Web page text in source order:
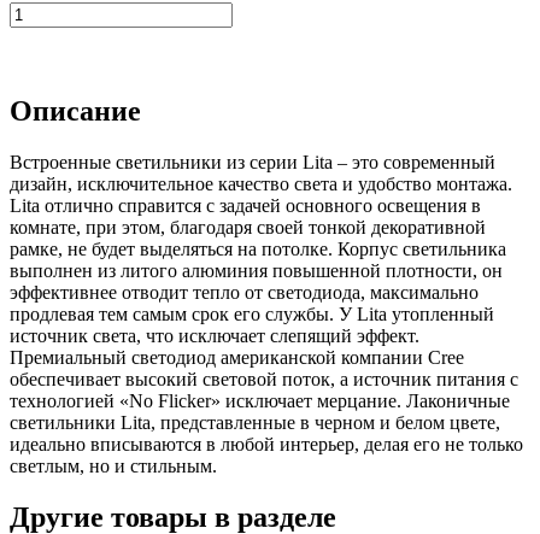
Описание
Встроенные светильники из серии Lita – это современный
дизайн, исключительное качество света и удобство монтажа.
Lita отлично справится с задачей основного освещения в
комнате, при этом, благодаря своей тонкой декоративной
рамке, не будет выделяться на потолке. Корпус светильника
выполнен из литого алюминия повышенной плотности, он
эффективнее отводит тепло от светодиода, максимально
продлевая тем самым срок его службы. У Lita утопленный
источник света, что исключает слепящий эффект.
Премиальный светодиод американской компании Cree
обеспечивает высокий световой поток, а источник питания с
технологией «No Flicker» исключает мерцание. Лаконичные
светильники Lita, представленные в черном и белом цвете,
идеально вписываются в любой интерьер, делая его не только
светлым, но и стильным.
Другие товары в разделе